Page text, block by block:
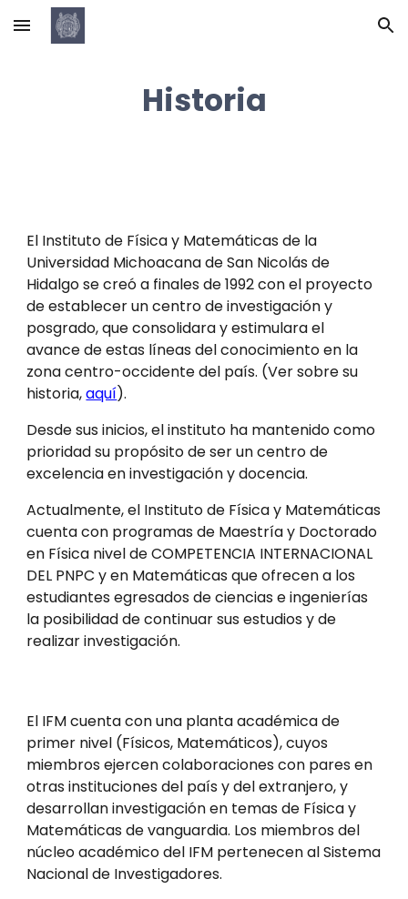
Skip to main content Skip to navigation
Historia
Universidad Michoacana de San Nicolás de
Hidalgo se creó a finales de 1992 con el proyecto
de establecer un centro de investigación y
posgrado, que consolidara y estimulara el
avance de estas líneas del conocimiento en la
zona centro-occidente del país. (Ver sobre su
historia, aquí).
Desde sus inicios, el instituto ha mantenido como
prioridad su propósito de ser un centro de
excelencia en investigación y docencia.
Actualmente, el Instituto de Física y Matemáticas
cuenta con programas de Maestría y Doctorado
en Física nivel de COMPETENCIA INTERNACIONAL
DEL PNPC y en Matemáticas que ofrecen a los
estudiantes egresados de ciencias e ingenierías
la posibilidad de continuar sus estudios y de
realizar investigación.
El IFM cuenta con una planta académica de
primer nivel (Físicos, Matemáticos), cuyos
miembros ejercen colaboraciones con pares en
otras instituciones del país y del extranjero, y
desarrollan investigación en temas de Física y
Matemáticas de vanguardia. Los miembros del
núcleo académico del IFM pertenecen al Sistema
Nacional de Investigadores.